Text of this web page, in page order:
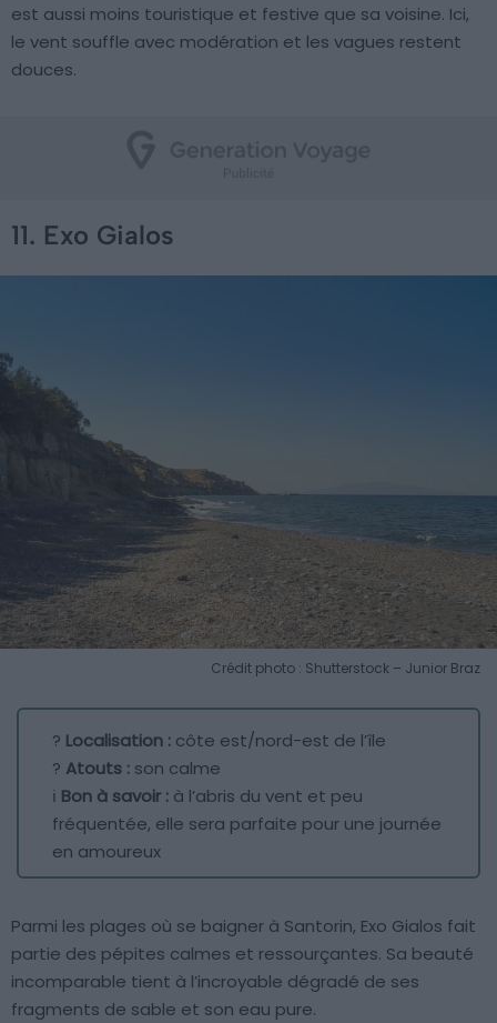
est aussi moins touristique et festive que sa voisine. Ici,
le vent souffle avec modération et les vagues restent
douces.
11. Exo Gialos
Crédit photo : Shutterstock – Junior Braz
? Localisation : côte est/nord-est de l’île
? Atouts : son calme
ℹ️ Bon à savoir : à l’abris du vent et peu
fréquentée, elle sera parfaite pour une journée
en amoureux
Parmi les plages où se baigner à Santorin, Exo Gialos fait
partie des pépites calmes et ressourçantes. Sa beauté
incomparable tient à l’incroyable dégradé de ses
fragments de sable et son eau pure.